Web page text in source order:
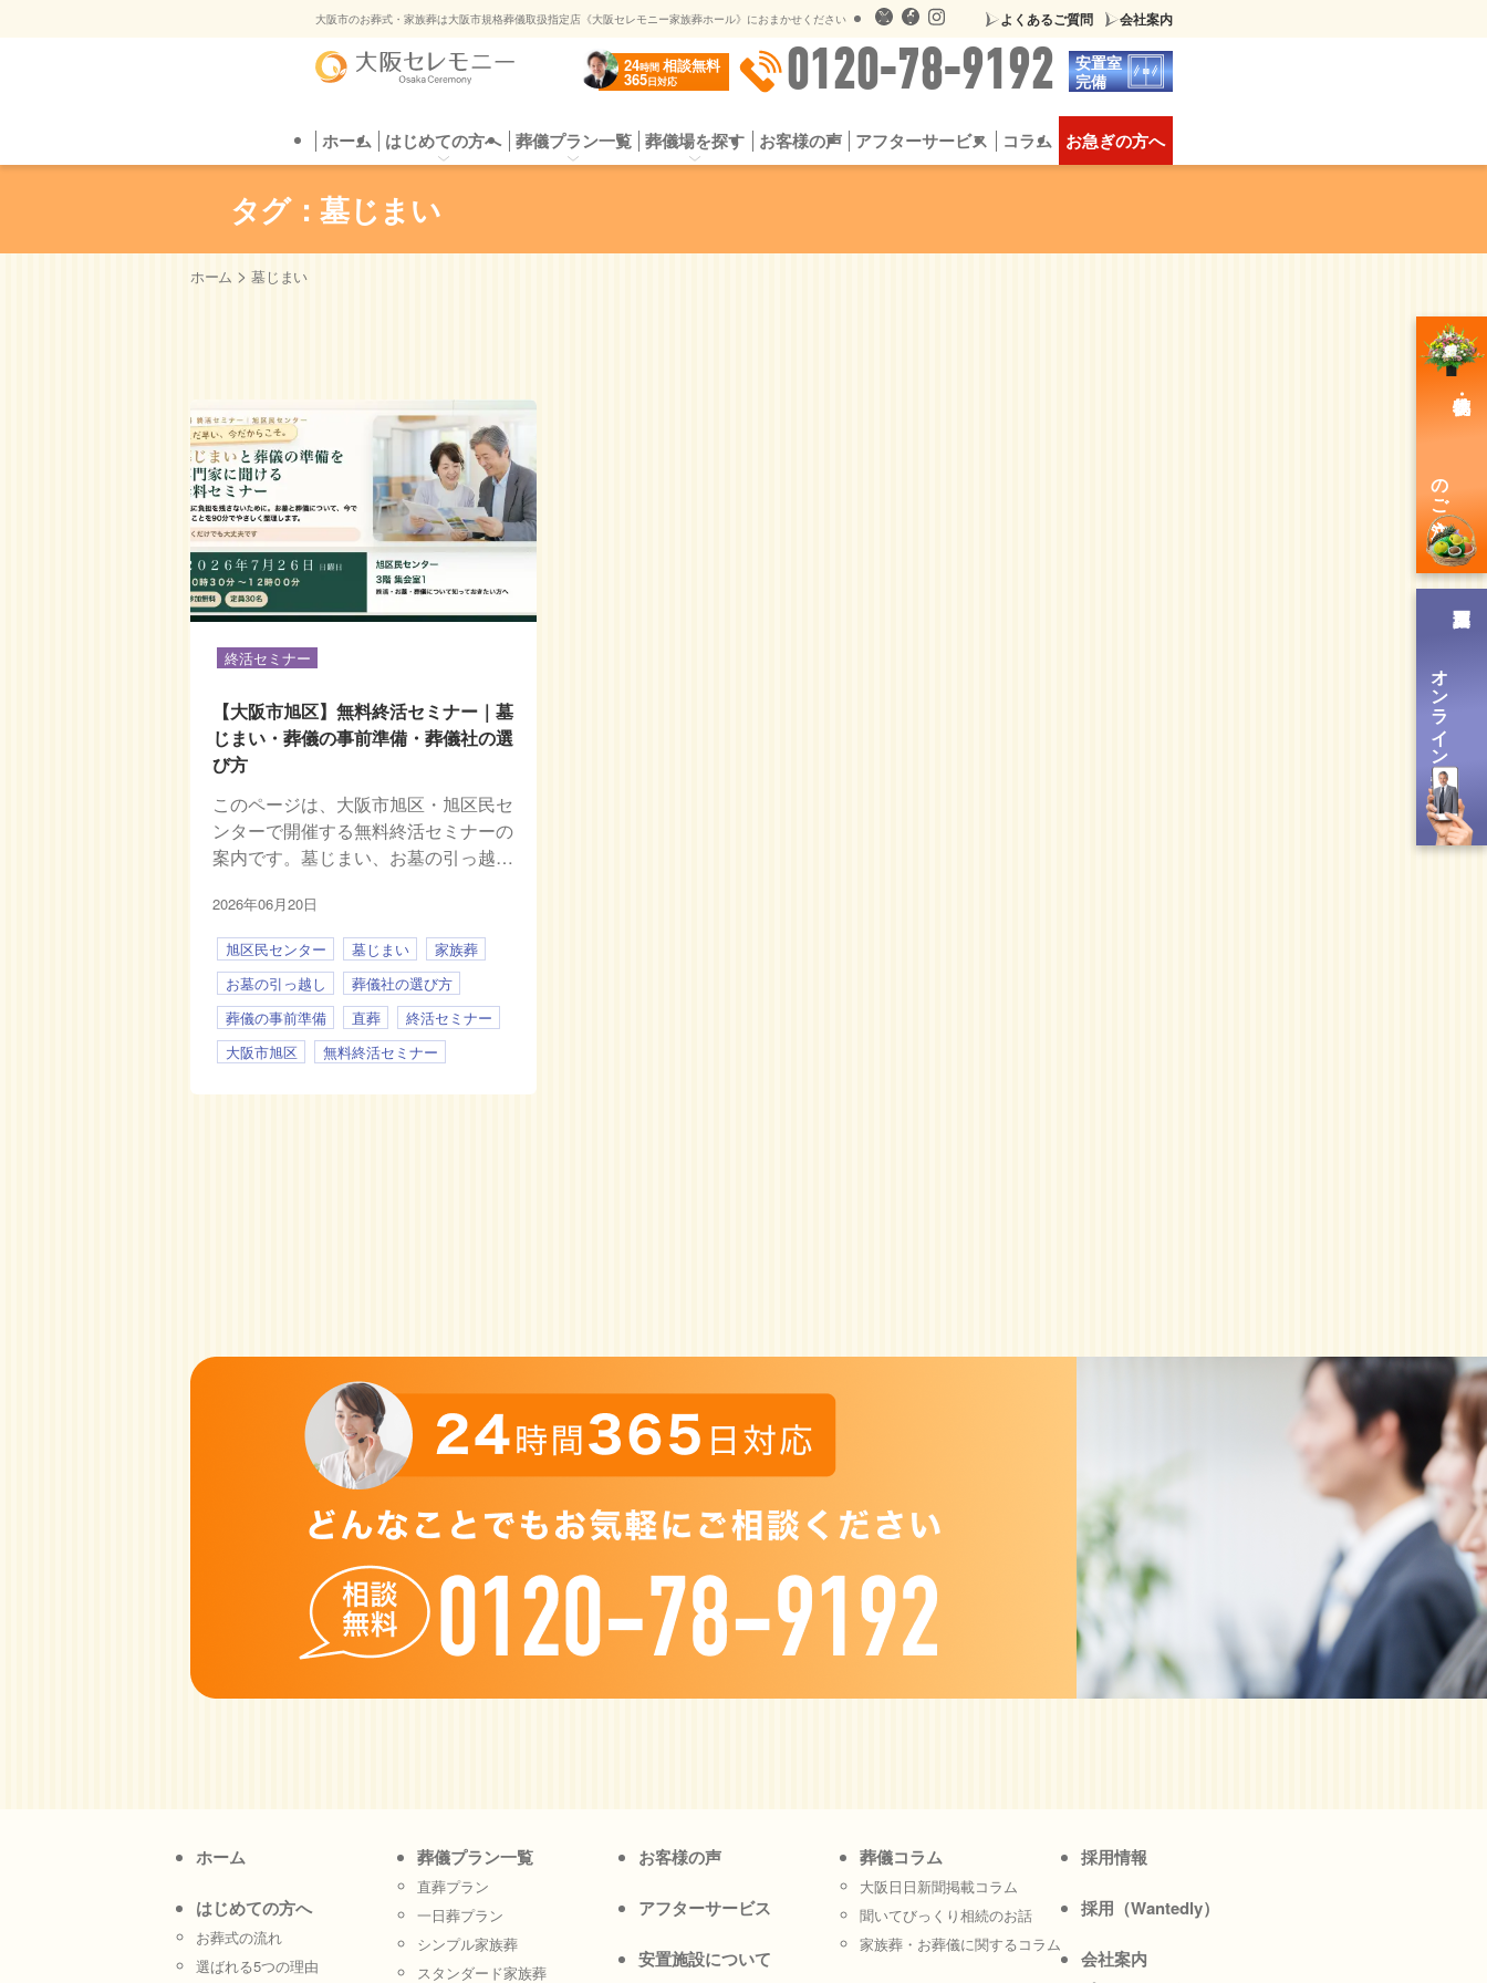
大阪市のお葬式・家族葬は大阪市規格葬儀取扱指定店《大阪セレモニー家族葬ホール》におまかせください よくあるご質問 会社案内
24時間 相談無料
365日対応 0120-78-9192
安置室
完備
ホーム はじめての方へ
はじめての方へ お葬式の流れ 選ばれる5つの理由 よくある質問
供花・供物について
葬儀プラン一覧
葬儀プラン 直葬プラン 一日葬プラン シンプル家族葬 スタンダード家族葬
豪華な家族葬
葬儀場を探す
葬儀場を探す 自社会館 公営斎場一覧 提携斎場（公営斎場）
お客様の声 アフターサービス コラム お急ぎの方へ
タグ：墓じまい
ホーム >墓じまい
終活セミナー
【大阪市旭区】無料終活セミナー｜墓
じまい・葬儀の事前準備・葬儀社の選
び方
このページは、大阪市旭区・旭区民セ
ンターで開催する無料終活セミナーの
案内です。墓じまい、お墓の引っ越…
2026年06月20日
旭区民センター 墓じまい
家族葬
お墓の引っ越し
葬儀社の選び方
葬儀の事前準備
直葬
終活セミナー
大阪市旭区
無料終活セミナー
ホーム
はじめての方へ
お葬式の流れ
選ばれる5つの理由
葬儀プラン一覧
直葬プラン
一日葬プラン
シンプル家族葬
スタンダード家族葬
お客様の声
アフターサービス
安置施設について
葬儀コラム
大阪日日新聞掲載コラム
聞いてびっくり相続のお話
家族葬・お葬儀に関するコラム
採用情報
採用（Wantedly）
会社案内
のご注文
オンライン送信